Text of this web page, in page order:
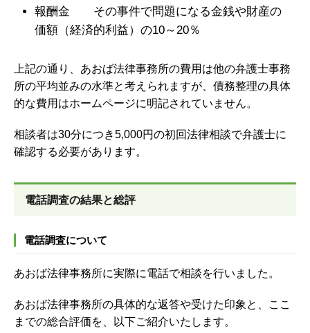
報酬金 その事件で問題になる金銭や財産の
価額（経済的利益）の10～20％
上記の通り、あおば法律事務所の費用は他の弁護士事務
所の平均並みの水準と考えられますが、債務整理の具体
的な費用はホームページに明記されていません。
相談者は30分につき5,000円の初回法律相談で弁護士に
確認する必要があります。
電話調査の結果と総評
電話調査について
あおば法律事務所に実際に電話で相談を行いました。
あおば法律事務所の具体的な返答や受けた印象と、ここ
までの総合評価を、以下ご紹介いたします。